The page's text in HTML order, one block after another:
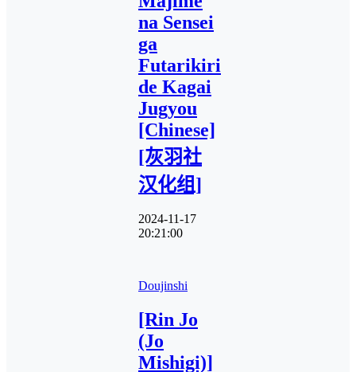
na Sensei
ga
Futarikiri
de Kagai
Jugyou
[Chinese]
[灰羽社
汉化组]
2024-11-17
20:21:00
Doujinshi
[Rin Jo
(Jo
Mishigi)]